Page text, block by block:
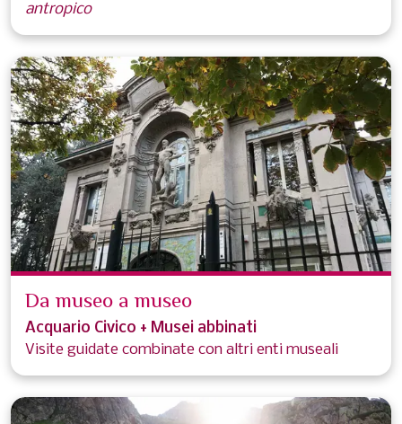
antropico
Da museo a museo
Acquario Civico + Musei abbinati
Visite guidate combinate con altri enti museali